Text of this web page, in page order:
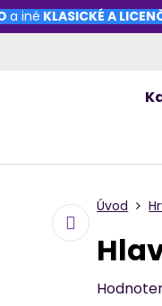
a iné KLASICKÉ A
Úvod